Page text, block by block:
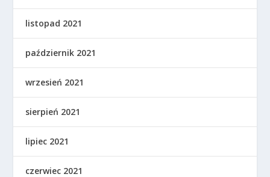
listopad 2021
październik 2021
wrzesień 2021
sierpień 2021
lipiec 2021
czerwiec 2021